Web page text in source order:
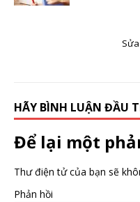
HÃY BÌNH LUẬN ĐẦU
Để lại một
Thư điện tử của bạn sẽ
Phản hồi